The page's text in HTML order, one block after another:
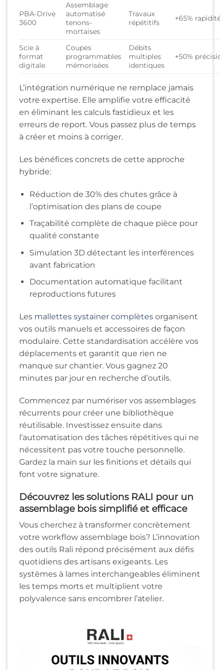
PBA-Drive
3600
Assemblage
automatisé
tenons-
mortaises
Travaux
répétitifs
+65%
Scie à
format
digitale
Coupes
programmables
mémorisées
Débits
multiples
identiques
+50%
L’intégration numérique ne remplace jamais
votre expertise. Elle amplifie votre efficacité
en éliminant les calculs fastidieux et les
erreurs de report. Vous passez plus de temps
à créer et moins à corriger.
Les bénéfices concrets de cette approche
hybride:
Réduction de 30% des chutes grâce à
l’optimisation des plans de coupe
Traçabilité complète de chaque pièce pour
qualité constante
Simulation 3D détectant les interférences
avant fabrication
Documentation automatique facilitant
reproductions futures
Les mallettes systainer complètes organisent
vos outils manuels et accessoires de façon
modulaire. Cette standardisation accélère vos
déplacements et garantit que rien ne
manque sur chantier. Vous gagnez 20
minutes par jour en recherche d’outils.
Commencez par numériser vos assemblages
récurrents pour créer une bibliothèque
réutilisable. Investissez ensuite dans
l’automatisation des tâches répétitives qui ne
nécessitent pas votre touche personnelle.
Gardez la main sur les finitions et détails qui
font votre signature.
Découvrez les solutions RALI pour un
assemblage bois simplifié et efficace
Vous cherchez à transformer concrètement
votre workflow assemblage bois? L’innovation
des outils Rali répond précisément aux défis
quotidiens des artisans exigeants. Les
systèmes à lames interchangeables éliminent
les temps morts et multiplient votre
polyvalence sans encombrer l’atelier.